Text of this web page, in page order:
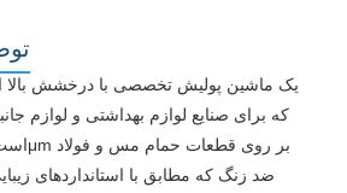
که برای صنایع لوازم بهداشتی و لوازم
ضد زنگ که مطابق با استانداردهای